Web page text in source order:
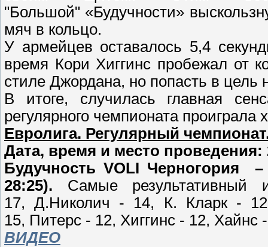
"Большой" «Будучности»
мяч в кольцо.
У армейцев оставалось 5,4
время Кори Хиггинс пробежал от
стиле Джордана, но попасть в цель
В итоге, случилась главная
регулярного чемпионата проиграла
Евролига. Регулярный
Дата, время и место проведения:
Будучность VOLI Черногория
28:25). Самые
17, Д.Николич - 14, К. Кларк -
15, Питерс - 12, Хиггинс - 12,
ВИДЕО